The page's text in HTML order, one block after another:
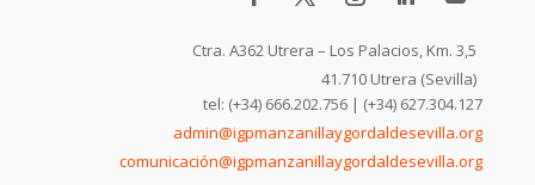
Ctra. A362 Utrera – Los Palacios, Km. 3,5
41.710 Utrera (Sevilla)
tel: (+34) 666.202.756 | (+34) 627.304.127
admin@igpmanzanillaygordaldesevilla.org
comunicación@igpmanzanillaygordaldesevilla.org